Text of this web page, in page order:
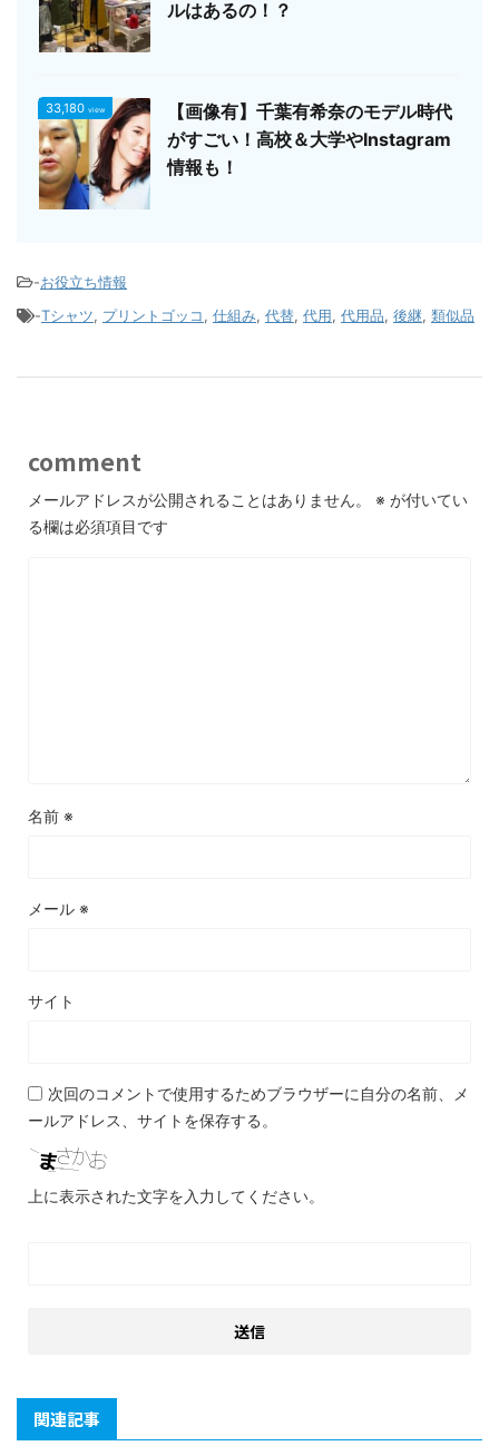
ルはあるの！？
33,180 view
【画像有】千葉有希奈のモデル時代
がすごい！高校＆大学やInstagram
情報も！
-お役立ち情報
-Tシャツ, プリントゴッコ, 仕組み, 代替, 代用, 代用品, 後継, 類似品
comment
メールアドレスが公開されることはありません。 ※ が付いてい
る欄は必須項目です
名前 ※
メール ※
サイト
次回のコメントで使用するためブラウザーに自分の名前、メ
ールアドレス、サイトを保存する。
上に表示された文字を入力してください。
関連記事